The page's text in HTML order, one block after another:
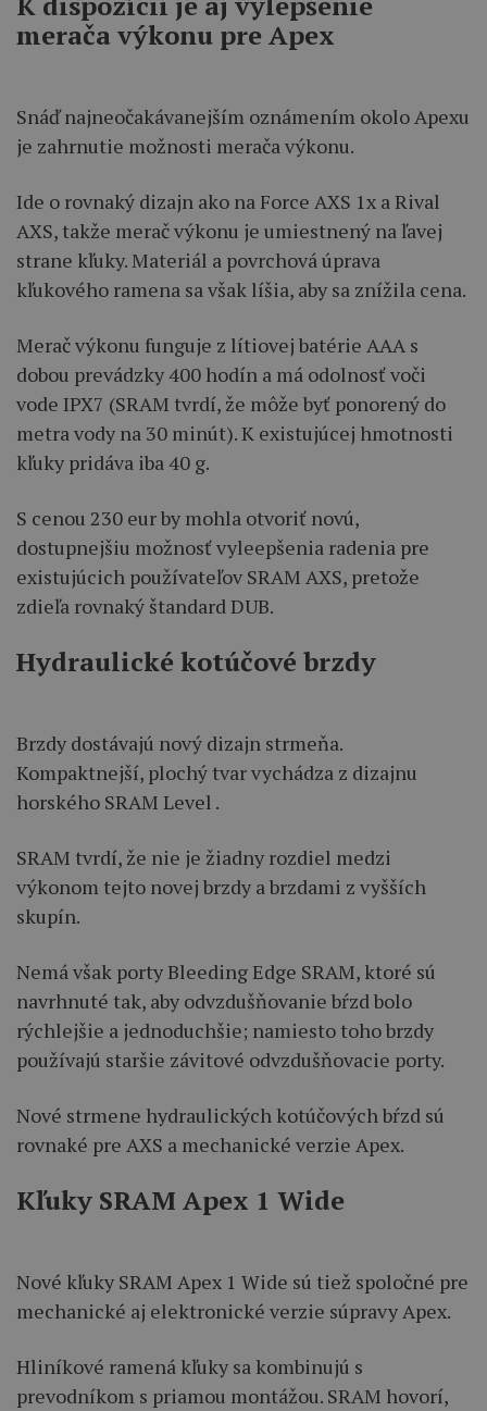
merača výkonu pre Apex
Snáď najneočakávanejším oznámením okolo Apexu
je zahrnutie možnosti merača výkonu.
Ide o rovnaký dizajn ako na Force AXS 1x a Rival
AXS, takže merač výkonu je umiestnený na ľavej
strane kľuky. Materiál a povrchová úprava
kľukového ramena sa však líšia, aby sa znížila cena.
Merač výkonu funguje z lítiovej batérie AAA s
dobou prevádzky 400 hodín a má odolnosť voči
vode IPX7 (SRAM tvrdí, že môže byť ponorený do
metra vody na 30 minút). K existujúcej hmotnosti
kľuky pridáva iba 40 g.
S cenou 230 eur by mohla otvoriť novú,
dostupnejšiu možnosť vyleepšenia radenia pre
existujúcich používateľov SRAM AXS, pretože
zdieľa rovnaký štandard DUB.
Hydraulické kotúčové brzdy
Brzdy dostávajú nový dizajn strmeňa.
Kompaktnejší, plochý tvar vychádza z dizajnu
horského SRAM Level .
SRAM tvrdí, že nie je žiadny rozdiel medzi
výkonom tejto novej brzdy a brzdami z vyšších
skupín.
Nemá však porty Bleeding Edge SRAM, ktoré sú
navrhnuté tak, aby odvzdušňovanie bŕzd bolo
rýchlejšie a jednoduchšie; namiesto toho brzdy
používajú staršie závitové odvzdušňovacie porty.
Nové strmene hydraulických kotúčových bŕzd sú
rovnaké pre AXS a mechanické verzie Apex.
Kľuky SRAM Apex 1 Wide
Nové kľuky SRAM Apex 1 Wide sú tiež spoločné pre
mechanické aj elektronické verzie súpravy Apex.
Hliníkové ramená kľuky sa kombinujú s
prevodníkom s priamou montážou. SRAM hovorí,